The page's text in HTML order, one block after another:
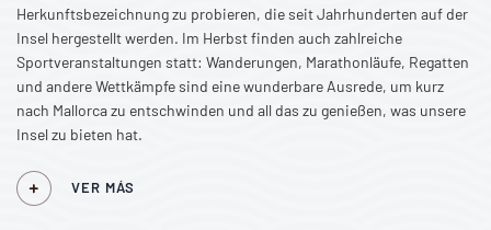
Herkunftsbezeichnung zu probieren, die seit Jahrhunderten auf der
Insel hergestellt werden. Im Herbst finden auch zahlreiche
Sportveranstaltungen statt: Wanderungen, Marathonläufe, Regatten
und andere Wettkämpfe sind eine wunderbare Ausrede, um kurz
nach Mallorca zu entschwinden und all das zu genießen, was unsere
Insel zu bieten hat.
VER MÁS